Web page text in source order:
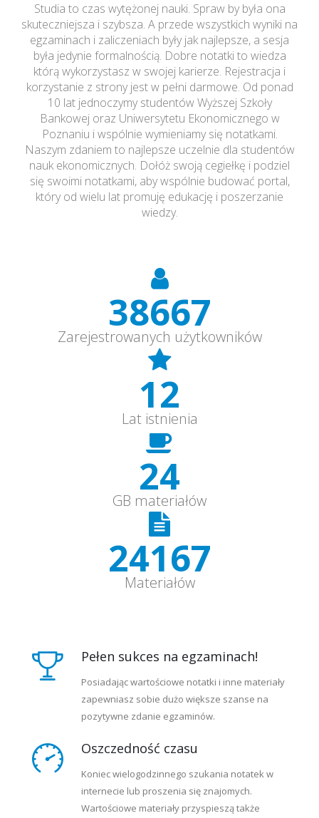
Studia to czas wytężonej nauki. Spraw by była ona
skuteczniejsza i szybsza. A przede wszystkich wyniki na
egzaminach i zaliczeniach były jak najlepsze, a sesja
była jedynie formalnością. Dobre notatki to wiedza
którą wykorzystasz w swojej karierze. Rejestracja i
korzystanie z strony jest w pełni darmowe. Od ponad
10 lat jednoczymy studentów Wyższej Szkoły
Bankowej oraz Uniwersytetu Ekonomicznego w
Poznaniu i wspólnie wymieniamy się notatkami.
Naszym zdaniem to najlepsze uczelnie dla studentów
nauk ekonomicznych. Dołóż swoją cegiełkę i podziel
się swoimi notatkami, aby wspólnie budować portal,
który od wielu lat promuję edukację i poszerzanie
wiedzy.
40000+
Zarejestrowanych użytkowników
12
Lat istnienia
25+
GB materiałów
25000+
Materiałów
Pełen sukces na egzaminach!
Posiadając wartościowe notatki i inne materiały
zapewniasz sobie dużo większe szanse na
pozytywne zdanie egzaminów.
Oszczedność czasu
Koniec wielogodzinnego szukania notatek w
internecie lub proszenia się znajomych.
Wartościowe materiały przyspieszą także